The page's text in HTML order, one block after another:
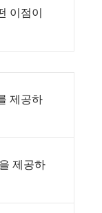
이점이
제공하
제공하